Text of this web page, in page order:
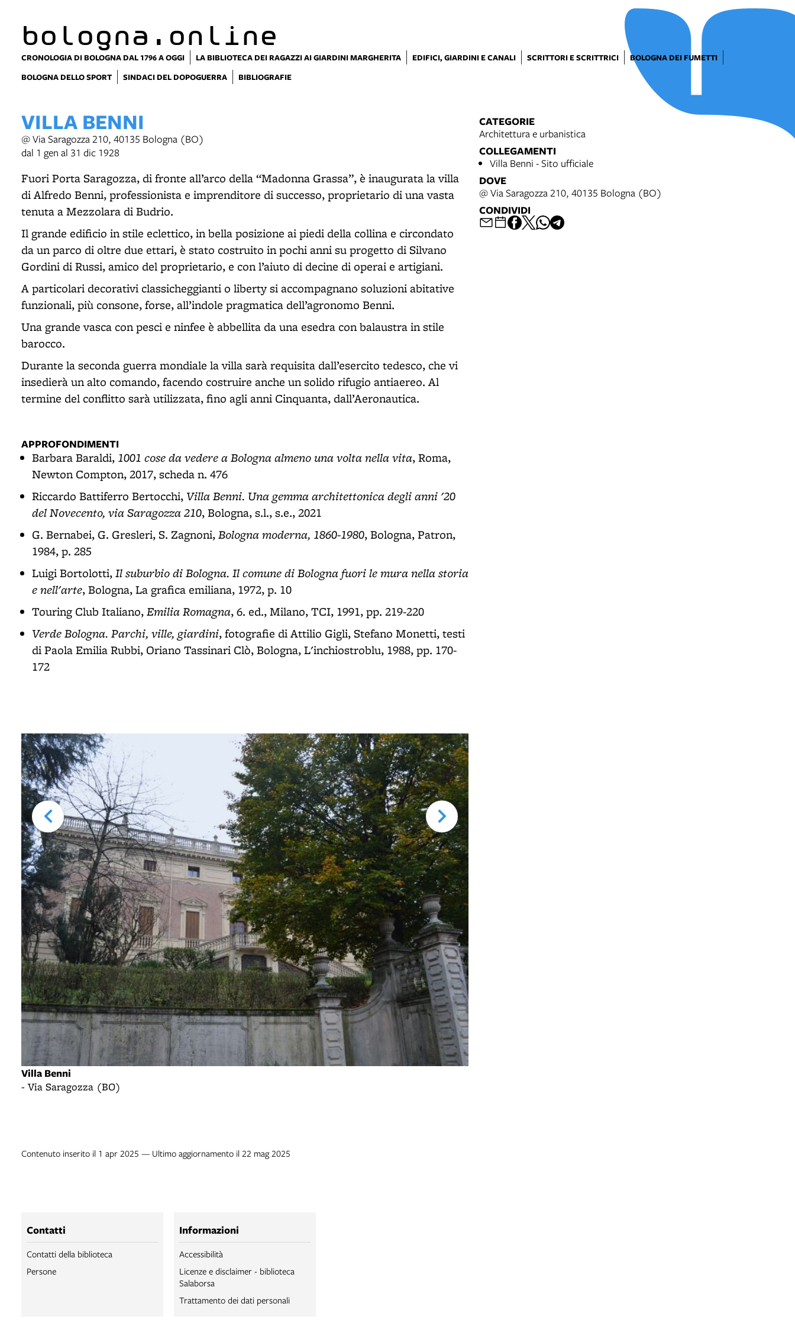
bologna.online
CRONOLOGIA DI BOLOGNA DAL 1796 A OGGI LA BIBLIOTECA DEI RAGAZZI AI GIARDINI MARGHERITA EDIFICI, GIARDINI E CANALI SCRITTORI E SCRITTRICI
BOLOGNA DEI FUMETTI
BOLOGNA DELLO SPORT
SINDACI DEL DOPOGUERRA BIBLIOGRAFIE
VILLA BENNI
@ Via Saragozza 210, 40135 Bologna (BO)
dal 1 gen al 31 dic 1928
Fuori Porta Saragozza, di fronte all’arco della “Madonna Grassa”, è inaugurata la villa
di Alfredo Benni, professionista e imprenditore di successo, proprietario di una vasta
tenuta a Mezzolara di Budrio.
Il grande edificio in stile eclettico, in bella posizione ai piedi della collina e circondato
da un parco di oltre due ettari, è stato costruito in pochi anni su progetto di Silvano
Gordini di Russi, amico del proprietario, e con l’aiuto di decine di operai e artigiani.
A particolari decorativi classicheggianti o liberty si accompagnano soluzioni abitative
funzionali, più consone, forse, all’indole pragmatica dell’agronomo Benni.
Una grande vasca con pesci e ninfee è abbellita da una esedra con balaustra in stile
barocco.
Durante la seconda guerra mondiale la villa sarà requisita dall’esercito tedesco, che vi
insedierà un alto comando, facendo costruire anche un solido rifugio antiaereo. Al
termine del conflitto sarà utilizzata, fino agli anni Cinquanta, dall’Aeronautica.
APPROFONDIMENTI
Barbara Baraldi, 1001 cose da vedere a Bologna almeno una volta nella vita, Roma,
Newton Compton, 2017, scheda n. 476
Riccardo Battiferro Bertocchi, Villa Benni. Una gemma architettonica degli anni '20
del Novecento, via Saragozza 210, Bologna, s.l., s.e., 2021
G. Bernabei, G. Gresleri, S. Zagnoni,Bologna moderna, 1860-1980, Bologna, Patron,
1984, p. 285
Luigi Bortolotti,Il suburbio di Bologna. Il comune di Bologna fuori le mura nella storia
e nell'arte, Bologna, La grafica emiliana, 1972, p. 10
Touring Club Italiano,Emilia Romagna, 6. ed., Milano, TCI, 1991, pp. 219-220
Verde Bologna. Parchi, ville, giardini, fotografie di Attilio Gigli, Stefano Monetti, testi
di Paola Emilia Rubbi, Oriano Tassinari Clò, Bologna, L'inchiostroblu, 1988, pp. 170-
172
Villa Benni
- Via Saragozza (BO)
CATEGORIE
Architettura e urbanistica
COLLEGAMENTI
Villa Benni - Sito ufficiale
DOVE
@ Via Saragozza 210, 40135 Bologna (BO)
CONDIVIDI
Contenuto inserito il 1 apr 2025 — Ultimo aggiornamento il 22 mag 2025
Contatti
Contatti della biblioteca
Persone
Informazioni
Accessibilità
Licenze e disclaimer - biblioteca
Salaborsa
Trattamento dei dati personali